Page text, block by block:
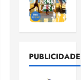
PUBLICIDADE